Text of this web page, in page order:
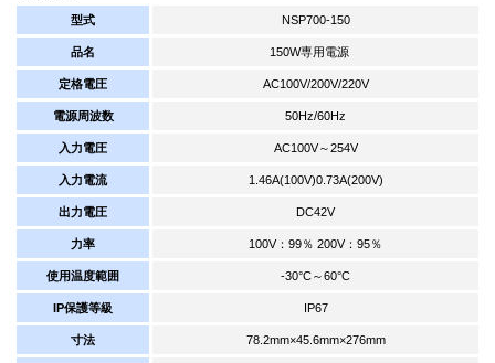
型式 NSP700-150
品名 150W専用電源
定格電圧 AC100V/200V/220V
電源周波数 50Hz/60Hz
入力電圧 AC100V～254V
入力電流 1.46A(100V)0.73A(200V)
出力電圧 DC42V
力率 100V：99％ 200V：95％
使用温度範囲 -30°C～60°C
IP保護等級 IP67
寸法 78.2mm×45.6mm×276mm